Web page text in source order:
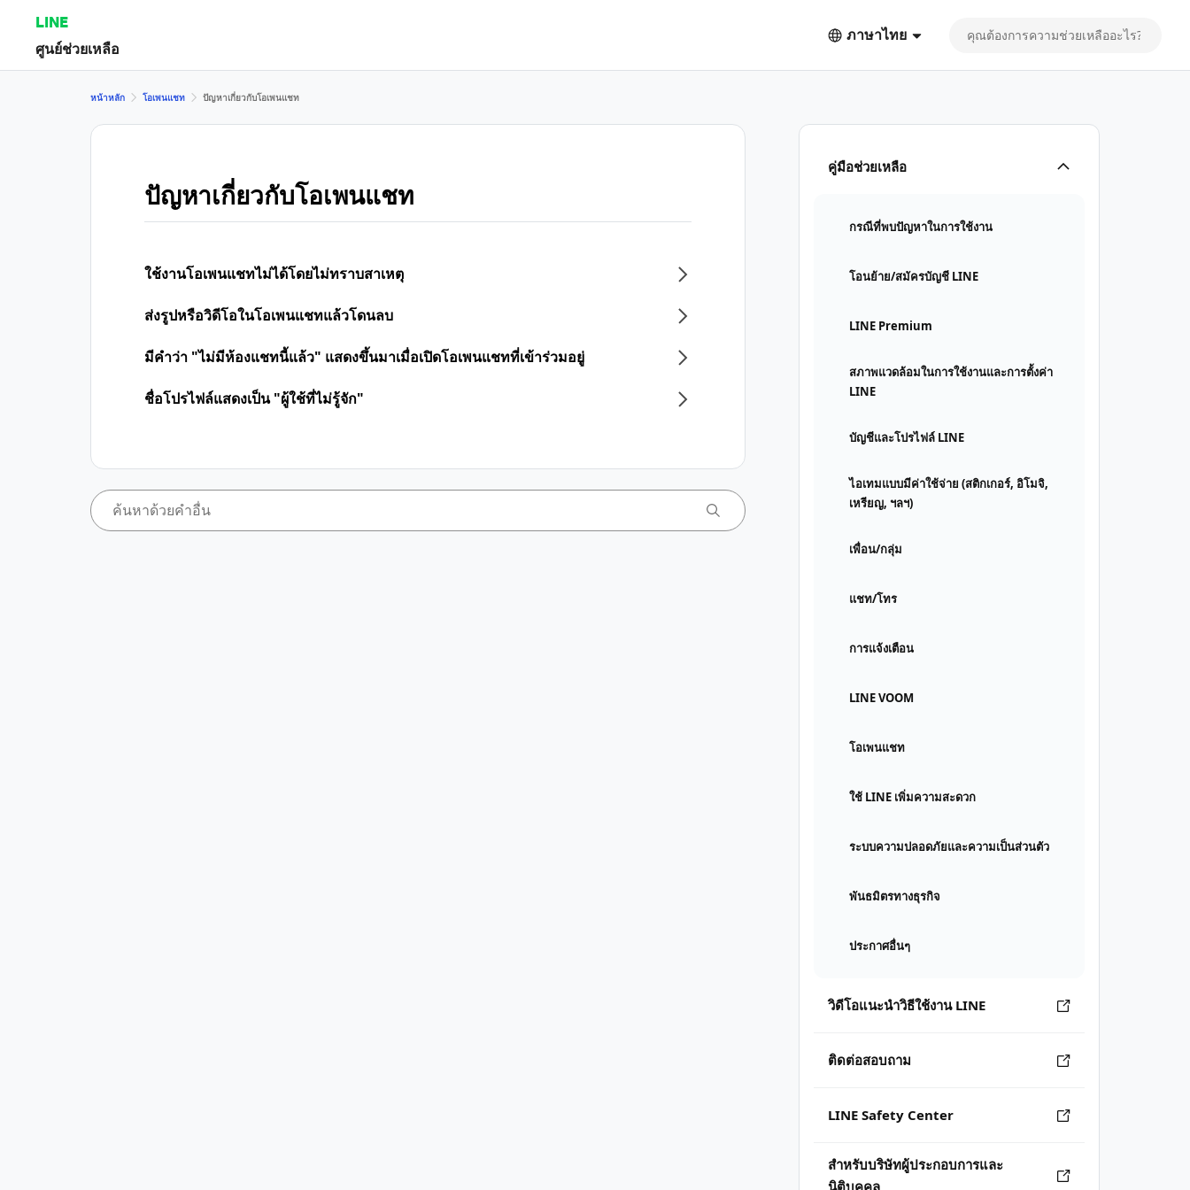
LINE
ศูนย์ช่วยเหลือ
ภาษาไทย
คู่มือช่วยเหลือ
กรณีที่พบปัญหาในการใช้งาน
โอนย้าย/สมัครบัญชี LINE
LINE Premium
สภาพแวดล้อมในการใช้งานและการตั้งค่า
LINE
บัญชีและโปรไฟล์ LINE
ไอเทมแบบมีค่าใช้จ่าย (สติกเกอร์, อิโมจิ,
เหรียญ, ฯลฯ)
เพื่อน/กลุ่ม
แชท/โทร
การแจ้งเตือน
LINE VOOM
โอเพนแชท
ใช้ LINE เพิ่มความสะดวก
ระบบความปลอดภัยและความเป็นส่วนตัว
พันธมิตรทางธุรกิจ
ประกาศอื่นๆ
วิดีโอแนะนำวิธีใช้งาน LINE
ติดต่อสอบถาม
LINE Safety Center
สำหรับบริษัทผู้ประกอบการและ
นิติบุคคล
หน้าหลัก โอเพนแชท ปัญหาเกี่ยวกับโอเพนแชท
ปัญหาเกี่ยวกับโอเพนแชท
ใช้งานโอเพนแชทไม่ได้โดยไม่ทราบสาเหตุ
ส่งรูปหรือวิดีโอในโอเพนแชทแล้วโดนลบ
มีคำว่า "ไม่มีห้องแชทนี้แล้ว" แสดงขึ้นมาเมื่อเปิดโอเพนแชทที่เข้าร่วมอยู่
ชื่อโปรไฟล์แสดงเป็น "ผู้ใช้ที่ไม่รู้จัก"